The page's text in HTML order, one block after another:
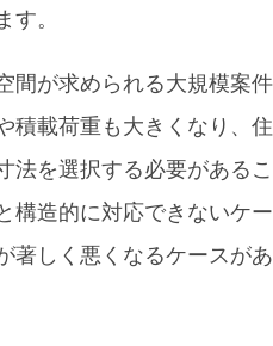
す。
間が求められる大規模案
積載荷重も大きくなり、
法を選択する必要がある
構造的に対応できないケ
著しく悪くなるケースが